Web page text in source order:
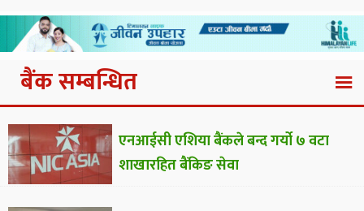
बैंक सम्बन्धित
एनआईसी एशिया बैंकले बन्द गर्यो ७ वटा
शाखारहित बैंकिङ सेवा